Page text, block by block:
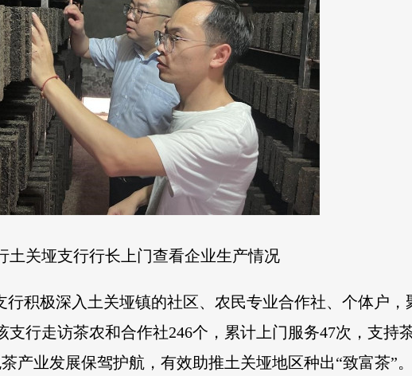
土关垭支行行长上门查看企业生产情况
积极深入土关垭镇的社区、农民专业合作社、个体户，
行走访茶农和合作社246个，累计上门服务47次，支持
产业发展保驾护航，有效助推土关垭地区种出“致富茶”。